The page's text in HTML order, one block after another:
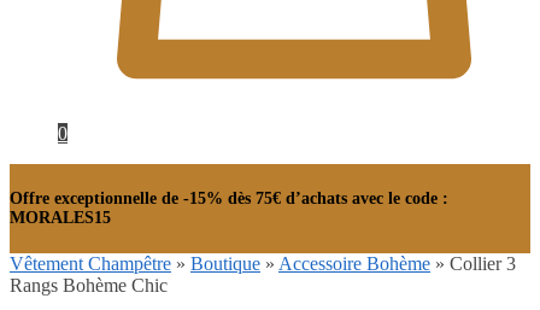
0
Offre exceptionnelle de -15% dès 75€ d’achats avec le code :
MORALES15
Vêtement Champêtre » Boutique » Accessoire Bohème » Collier 3
Rangs Bohème Chic